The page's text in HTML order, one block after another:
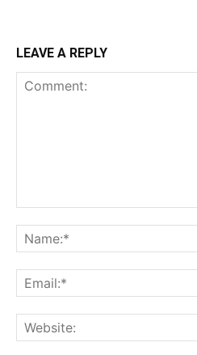
LEAVE A REPLY